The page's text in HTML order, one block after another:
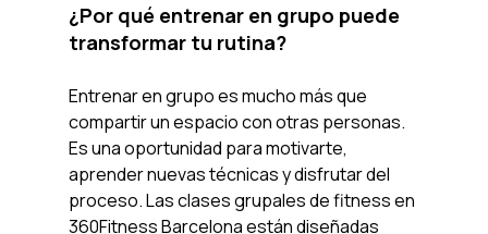
¿Por qué entrenar en grupo puede
transformar tu rutina?
Entrenar en grupo es mucho más que
compartir un espacio con otras personas.
Es una oportunidad para motivarte,
aprender nuevas técnicas y disfrutar del
proceso. Las clases grupales de fitness en
360Fitness Barcelona están diseñadas